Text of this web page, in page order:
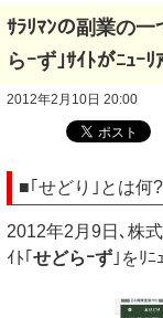
ｻﾗﾘﾏﾝの副業の
らｰず｣ｻｲﾄがﾆｭｰﾘ
2012年2月10日 20:00
■｢せどり｣とは何?
2012年2月9日､株
ｲﾄ｢ せどらｰず ｣をﾘ